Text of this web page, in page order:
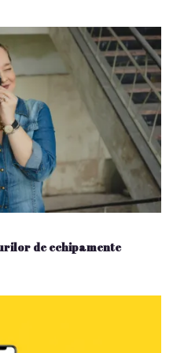
de echipamente